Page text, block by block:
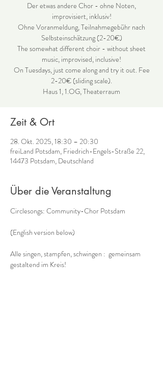
Der etwas andere Chor - ohne Noten,
improvisiert, inklusiv!
Ohne Voranmeldung, Teilnahmegebühr nach
Selbsteinschätzung (2-20€)
The somewhat different choir - without sheet
music, improvised, inclusive!
On Tuesdays, just come along and try it out. Fee
2-20€ (sliding scale).
Haus 1, 1.OG, Theaterraum
Zeit & Ort
28. Okt. 2025, 18:30 – 20:30
freiLand Potsdam, Friedrich-Engels-Straße 22,
14473 Potsdam, Deutschland
Über die Veranstaltung
Circlesongs: Community-Chor Potsdam
(English version below)
Alle singen, stampfen, schwingen :  gemeinsam
gestaltend im Kreis!